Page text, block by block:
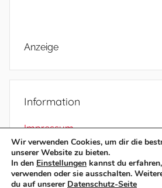
Anzeige
Information
Impressum
Datenschutz
Wir verwenden Cookies, um dir die
unserer Website zu bieten.
In den Einstellungen kannst du
verwenden oder sie ausschalten.
du auf unserer Datenschutz-Seite